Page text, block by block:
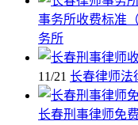
事务所收费标准
务所
11/21 长春律师法
长春刑事律师免